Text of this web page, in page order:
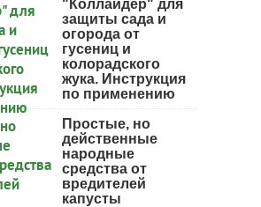
"Коллайдер" для
защиты сада и
огорода от
гусениц и
колорадского
жука. Инструкция
по применению
Простые, но
действенные
народные
средства от
вредителей
капусты